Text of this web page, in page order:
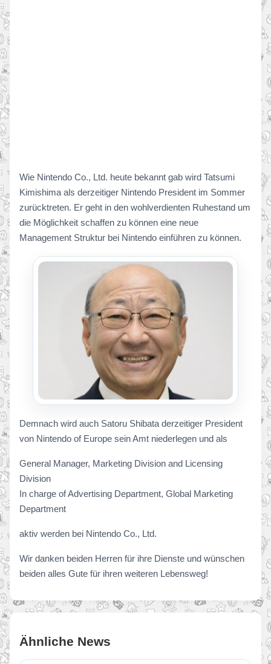
Wie Nintendo Co., Ltd. heute bekannt gab wird Tatsumi
Kimishima als derzeitiger Nintendo President im Sommer
zurücktreten. Er geht in den wohlverdienten Ruhestand um
die Möglichkeit schaffen zu können eine neue
Management Struktur bei Nintendo einführen zu können.
Demnach wird auch Satoru Shibata derzeitiger President
von Nintendo of Europe sein Amt niederlegen und als
General Manager, Marketing Division and Licensing
Division
In charge of Advertising Department, Global Marketing
Department
aktiv werden bei Nintendo Co., Ltd.
Wir danken beiden Herren für ihre Dienste und wünschen
beiden alles Gute für ihren weiteren Lebensweg!
Ähnliche News